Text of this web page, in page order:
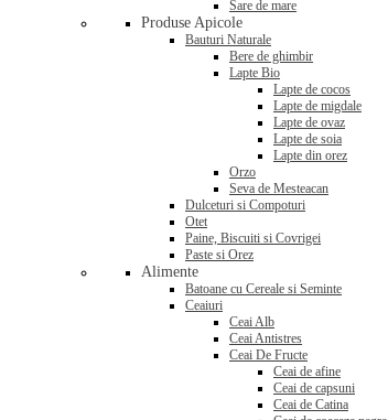
Sare de mare
Produse Apicole
Bauturi Naturale
Bere de ghimbir
Lapte Bio
Lapte de cocos
Lapte de migdale
Lapte de ovaz
Lapte de soia
Lapte din orez
Orzo
Seva de Mesteacan
Dulceturi si Compoturi
Otet
Paine, Biscuiti si Covrigei
Paste si Orez
Alimente
Batoane cu Cereale si Seminte
Ceaiuri
Ceai Alb
Ceai Antistres
Ceai De Fructe
Ceai de afine
Ceai de capsuni
Ceai de Catina